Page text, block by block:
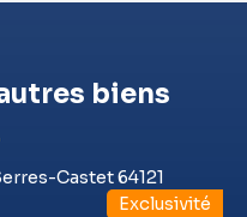
biens
Exclusivité